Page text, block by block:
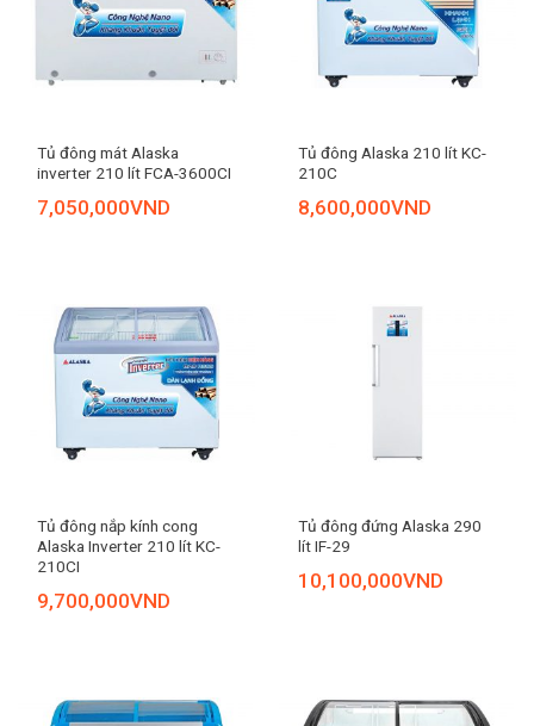
Tủ đông mát Alaska
inverter 210 lít FCA-3600CI
7,050,000VND
Tủ đông Alaska 210 lít KC-
210C
8,600,000VND
Tủ đông nắp kính cong
Alaska Inverter 210 lít KC-
210CI
9,700,000VND
Tủ đông đứng Alaska 290
lít IF-29
10,100,000VND